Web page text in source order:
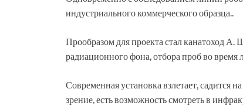
индустриального коммерческого образца..
Прообразом для проекта стал канатоход А.
радиационного фона, отбора проб во
Современная установка взлетает, садится
зрение, есть возможность смотреть в